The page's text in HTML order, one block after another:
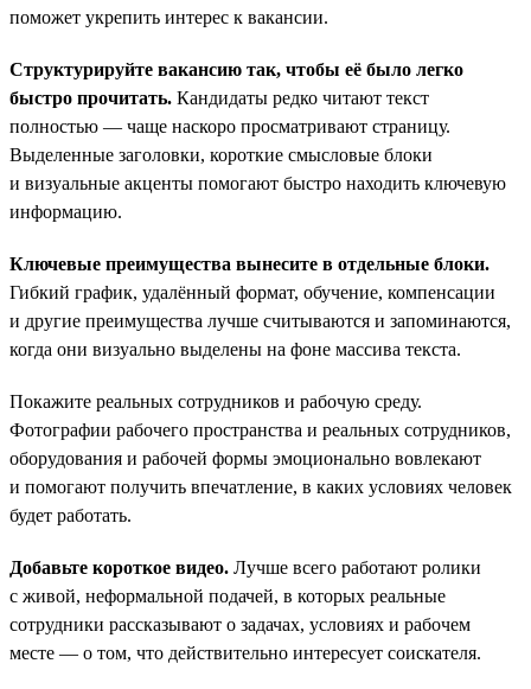
поможет укрепить интерес к вакансии.
Структурируйте вакансию так, чтобы её было легко
быстро прочитать. Кандидаты редко читают текст
полностью — чаще наскоро просматривают страницу.
Выделенные заголовки, короткие смысловые блоки
и визуальные акценты помогают быстро находить ключевую
информацию.
Ключевые преимущества вынесите в отдельные блоки.
Гибкий график, удалённый формат, обучение, компенсации
и другие преимущества лучше считываются и запоминаются,
когда они визуально выделены на фоне массива текста.
Покажите реальных сотрудников и рабочую среду.
Фотографии рабочего пространства и реальных сотрудников,
оборудования и рабочей формы эмоционально вовлекают
и помогают получить впечатление, в каких условиях человек
будет работать.
Добавьте короткое видео. Лучше всего работают ролики
с живой, неформальной подачей, в которых реальные
сотрудники рассказывают о задачах, условиях и рабочем
месте — о том, что действительно интересует соискателя.